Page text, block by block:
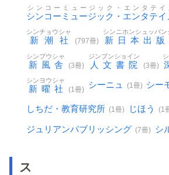
シンコーミュージック・エンタテイ
シンコーミュージック・エンタテイ
新潮社
シンチョウシャ
(797冊) 新日本出版
シンニホンシュッパン
新風舎
シンプウシャ
(3冊) 人文書院
ジンブンショイン
(3冊)
新曜社
シンヨウシャ
(1冊) シーニュ (1冊) シー
しちだ・教育研究所 (1冊) じほう (1
ジュリアンパブリッシング (7冊) シ
ス